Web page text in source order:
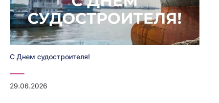
С Днем судостроителя!
29.06.2026